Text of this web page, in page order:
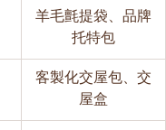
羊毛氈提袋、品牌
托特包
客製化交屋包、交
屋盒